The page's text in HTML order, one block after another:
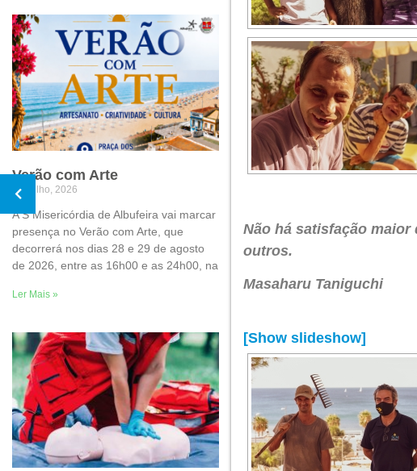
Verão com Arte
30 Julho, 2026
A S Misericórdia de Albufeira vai marcar
presença no Verão com Arte, que
decorrerá nos dias 28 e 29 de agosto
de 2026, entre as 16h00 e as 24h00, na
Ler Mais »
Não há satisfação
outros.
Masaharu Taniguchi
[Show slideshow]